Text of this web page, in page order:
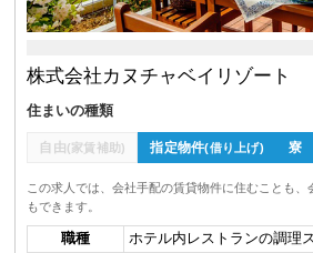
株式会社カヌチャベイリゾート
住まいの種類
自由(家賃補助) 指定物件(借り上げ) 寮
この求人では、会社手配の賃貸物件に住むことも、
もできます。
職種
ホテル内レストランの調理